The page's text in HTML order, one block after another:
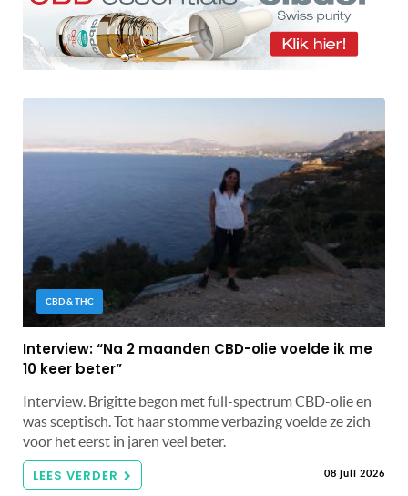
CBD & THC
Interview: “Na 2 maanden CBD-olie voelde ik me
10 keer beter”
Interview. Brigitte begon met full-spectrum CBD-olie en
was sceptisch. Tot haar stomme verbazing voelde ze zich
voor het eerst in jaren veel beter.
LEES VERDER 08 juli 2026